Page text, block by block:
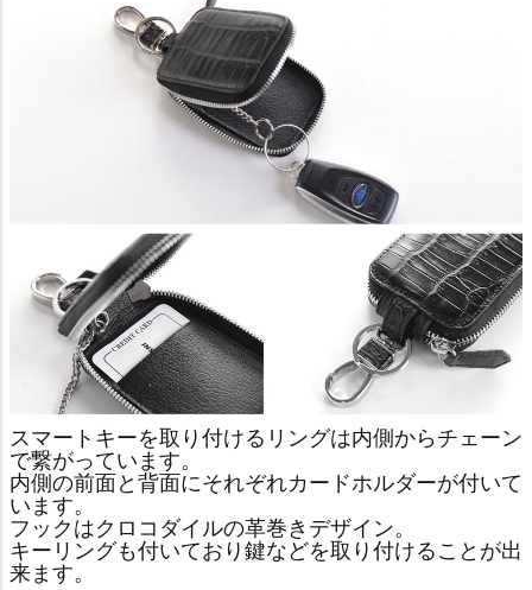
スマートキーを取り付けるリングは内側からチェーン
で繋がっています。
内側の前面と背面にそれぞれカードホルダーが付いて
います。
フックはクロコダイルの革巻きデザイン。
キーリングも付いており鍵などを取り付けることが出
来ます。